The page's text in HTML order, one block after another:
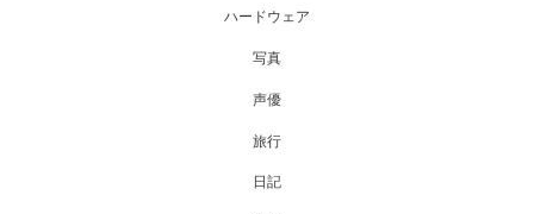
ハードウェア
写真
声優
旅行
日記